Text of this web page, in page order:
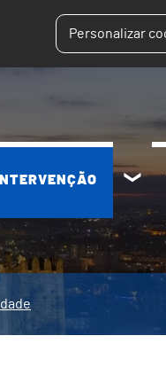
Personalizar